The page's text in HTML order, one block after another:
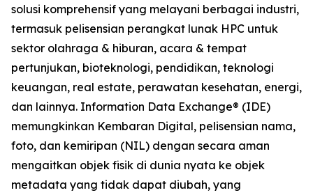
solusi komprehensif yang melayani berbagai industri,
termasuk pelisensian perangkat lunak HPC untuk
sektor olahraga & hiburan, acara & tempat
pertunjukan, bioteknologi, pendidikan, teknologi
keuangan, real estate, perawatan kesehatan, energi,
dan lainnya. Information Data Exchange® (IDE)
memungkinkan Kembaran Digital, pelisensian nama,
foto, dan kemiripan (NIL) dengan secara aman
mengaitkan objek fisik di dunia nyata ke objek
metadata yang tidak dapat diubah, yang